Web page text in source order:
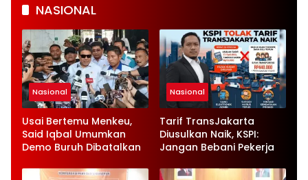
NASIONAL
Nasional
Usai Bertemu Menkeu,
Said Iqbal Umumkan
Demo Buruh Dibatalkan
Nasional
Tarif TransJakarta
Diusulkan Naik, KSPI:
Jangan Bebani Pekerja